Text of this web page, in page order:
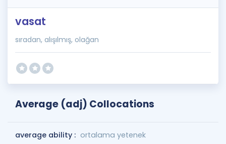
vasat
sıradan, alışılmış, olağan
Average (adj) Collocations
average ability : ortalama yetenek